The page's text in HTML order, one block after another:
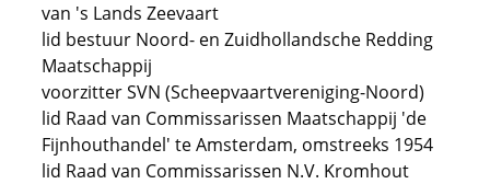
van 's Lands Zeevaart
lid bestuur Noord- en Zuidhollandsche Redding
Maatschappij
voorzitter SVN (Scheepvaartvereniging-Noord)
lid Raad van Commissarissen Maatschappij 'de
Fijnhouthandel' te Amsterdam, omstreeks 1954
lid Raad van Commissarissen N.V. Kromhout